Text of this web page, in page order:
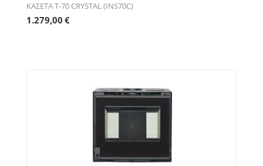
ΚΑΣΕΤΑ Τ-70 CRYSTAL (INS70C)
1.279,00 €